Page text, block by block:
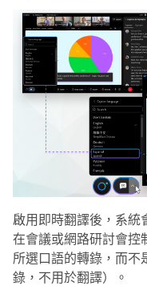
啟用即時翻譯後，系統
在會議或網路研討會控
所選口語的轉錄，而
錄，不用於翻譯）。